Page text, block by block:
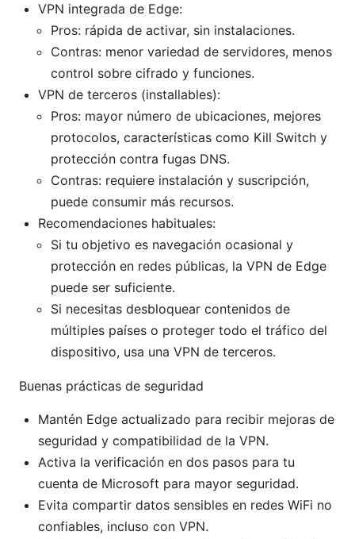
VPN integrada de Edge:
Pros: rápida de activar, sin instalaciones.
Contras: menor variedad de servidores, menos
control sobre cifrado y funciones.
VPN de terceros (installables):
Pros: mayor número de ubicaciones, mejores
protocolos, características como Kill Switch y
protección contra fugas DNS.
Contras: requiere instalación y suscripción,
puede consumir más recursos.
Recomendaciones habituales:
Si tu objetivo es navegación ocasional y
protección en redes públicas, la VPN de Edge
puede ser suficiente.
Si necesitas desbloquear contenidos de
múltiples países o proteger todo el tráfico del
dispositivo, usa una VPN de terceros.
Buenas prácticas de seguridad
Mantén Edge actualizado para recibir mejoras de
seguridad y compatibilidad de la VPN.
Activa la verificación en dos pasos para tu
cuenta de Microsoft para mayor seguridad.
Evita compartir datos sensibles en redes WiFi no
confiables, incluso con VPN.